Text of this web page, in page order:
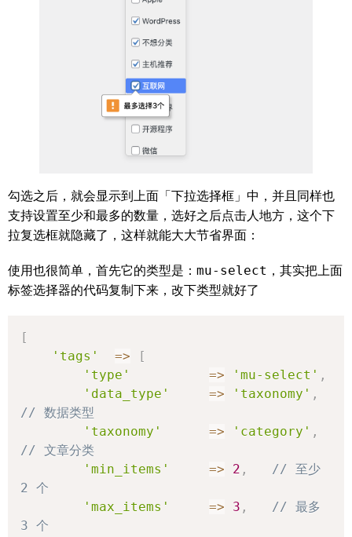
勾选之后，就会显示到上面「下拉选择框」中，并且同样也
支持设置至少和最多的数量，选好之后点击人地方，这个下
拉复选框就隐藏了，这样就能大大节省界面：
使用也很简单，首先它的类型是： mu-select ，其实把上面
标签选择器的代码复制下来，改下类型就好了
[
'tags'
=>
[
'type'
=> 'mu-select' ,
'data_type'
=> 'taxonomy' ,
// 数据类型
'taxonomy'
=> 'category' ,
// 文章分类
'min_items'
=> 2 ,
// 至少
2 个
'max_items'
=> 3 ,
// 最多
3 个